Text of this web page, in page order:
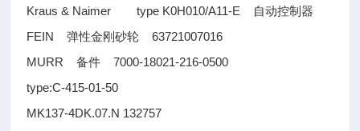
Kraus & Naimer type K0H010/A11-E 自动控制器
FEIN弹性金刚砂轮 63721007016
MURR备件 7000-18021-216-0500
type:C-415-01-50
MK137-4DK.07.N 132757